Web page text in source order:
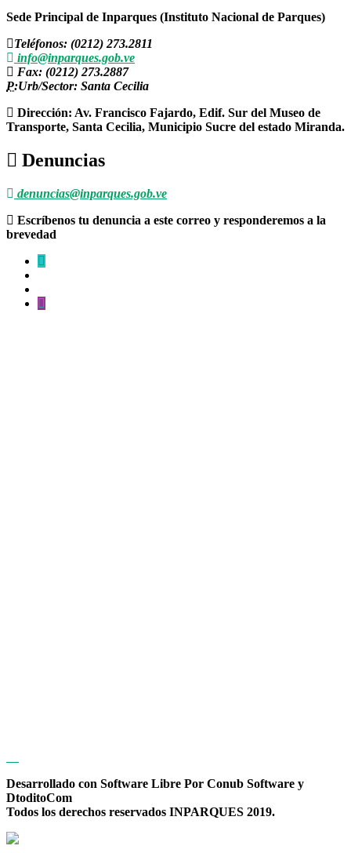
Sede Principal de Inparques (Instituto Nacional de Parques)
Teléfonos: (0212) 273.2811
info@inparques.gob.ve
Fax: (0212) 273.2887
P:Urb/Sector: Santa Cecilia
Dirección: Av. Francisco Fajardo, Edif. Sur del Museo de
Transporte, Santa Cecilia, Municipio Sucre del estado Miranda.
Denuncias
denuncias@inparques.gob.ve
Escríbenos tu denuncia a este correo y responderemos a la
brevedad
Desarrollado con Software Libre Por Conub Software y
DtoditoCom
Todos los derechos reservados INPARQUES 2019.